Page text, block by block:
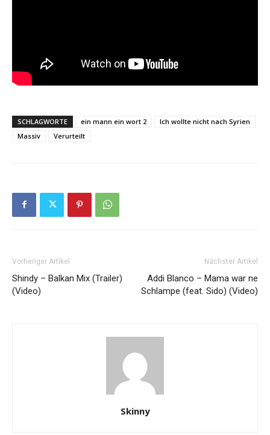
SCHLAGWORTE ein mann ein wort 2
Ich wollte nicht nach Syrien
Massiv
Verurteilt
Vorheriger Artikel
Shindy – Balkan Mix (Trailer)
(Video)
Nächster Artikel
Addi Blanco – Mama war ne
Schlampe (feat. Sido) (Video)
Skinny